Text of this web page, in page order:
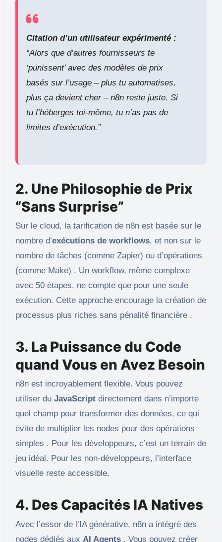
Citation d’un utilisateur expérimenté :
“Alors que d’autres fournisseurs te
‘punissent’ avec des modèles de prix
basés sur l’usage – plus tu automatises,
plus ça devient cher – n8n reste juste. Si
tu l’héberges toi-même, tu n’as pas de
limites d’exécution.”
2. Une Philosophie de Prix
“Sans Surprise”
Sur le cloud, la tarification de n8n est basée sur le
nombre d’exécutions de workflows, et non sur le
nombre de tâches (comme Zapier) ou d’opérations
(comme Make) . Un workflow, même complexe
avec 50 étapes, ne compte que pour une seule
exécution. Cette approche encourage la création de
processus plus riches sans pénalité financière .
3. La Puissance du Code
quand Vous en Avez Besoin
n8n est incroyablement flexible. Vous pouvez
utiliser du JavaScriptdirectement dans n’importe
quel champ pour transformer des données, ce qui
évite de multiplier les nodes pour des opérations
simples . Pour les développeurs, c’est un terrain de
jeu idéal. Pour les non-développeurs, l’interface
visuelle reste accessible.
4. Des Capacités IA Natives
Avec l’essor de l’IA générative, n8n a intégré des
nodes dédiés aux AI Agents. Vous pouvez créer